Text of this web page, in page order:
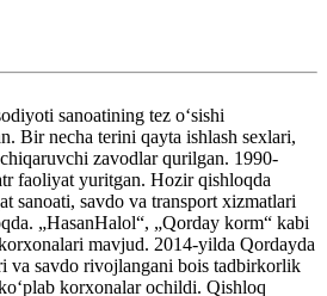
sanoatining tez oʻsishi
Bir necha terini qayta ishlash sexlari,
zavodlar qurilgan. 1990-
faoliyat yuritgan. Hozir qishloqda
sanoati, savdo va transport xizmatlari
„HasanHalol“, „Qorday korm“ kabi
mavjud. 2014-yilda Qordayda
va savdo rivojlangani bois tadbirkorlik
korxonalar ochildi. Qishloq